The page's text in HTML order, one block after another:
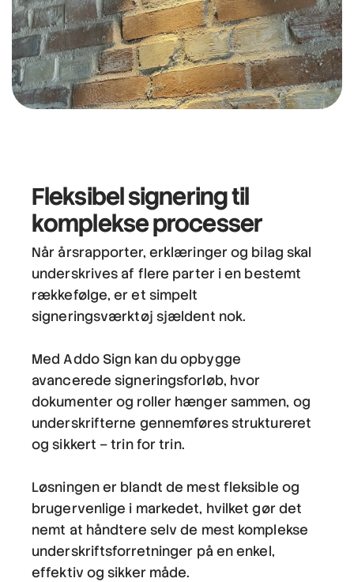
Fleksibel signering til
komplekse processer
Når årsrapporter, erklæringer og bilag skal
underskrives af flere parter i en bestemt
rækkefølge, er et simpelt
signeringsværktøj sjældent nok.
Med Addo Sign kan du opbygge
avancerede signeringsforløb, hvor
dokumenter og roller hænger sammen, og
underskrifterne gennemføres struktureret
og sikkert – trin for trin.
Løsningen er blandt de mest fleksible og
brugervenlige i markedet, hvilket gør det
nemt at håndtere selv de mest komplekse
underskriftsforretninger på en enkel,
effektiv og sikker måde.